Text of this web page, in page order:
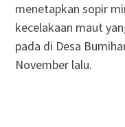
menetapkan sopir
kecelakaan maut
pada di Desa
November lalu.